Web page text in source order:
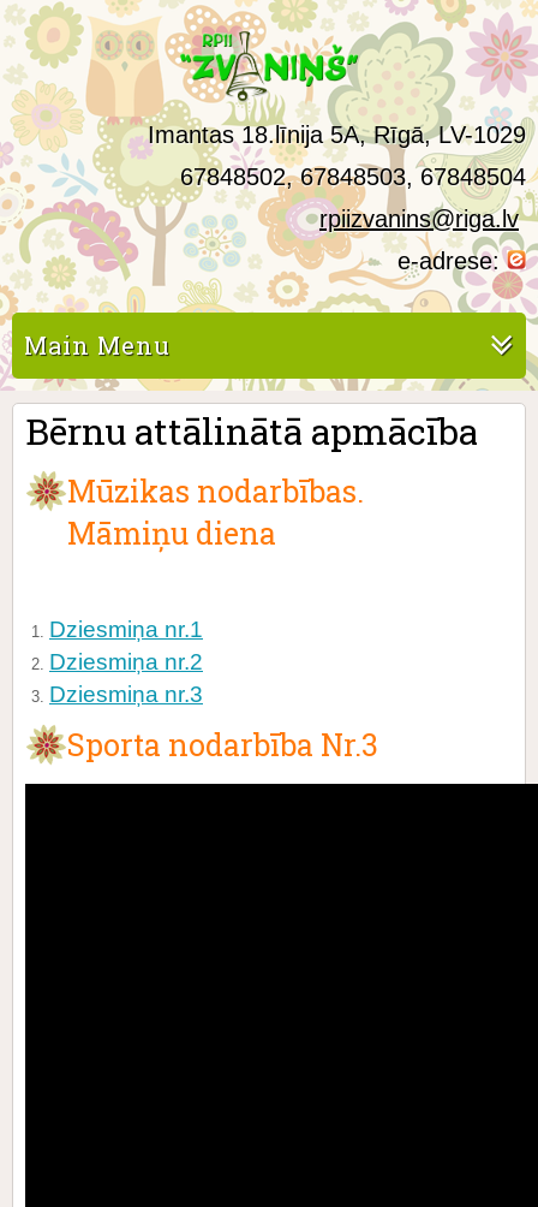
Imantas 18.līnija 5A, Rīgā, LV-1029
67848502, 67848503, 67848504
rpiizvanins@riga.lv
e-adrese:
Main Menu
Bērnu attālinātā apmācība
Mūzikas nodarbības.
Māmiņu diena
Dziesmiņa nr.1
Dziesmiņa nr.2
Dziesmiņa nr.3
Sporta nodarbība Nr.3